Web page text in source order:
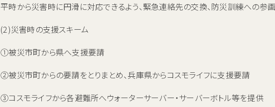
平時から災害時に円滑に対応できるよう、緊急連絡先の交換、防災訓練への参
(2)災害時の支援スキーム
①被災市町から県へ支援要請
②被災市町からの要請をとりまとめ、兵庫県からコスモライフに支援要請
③コスモライフから各避難所へウォーターサーバー・サーバーボトル等を提供